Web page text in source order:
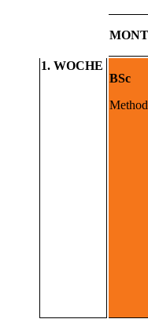
1. WOCHE
BSc